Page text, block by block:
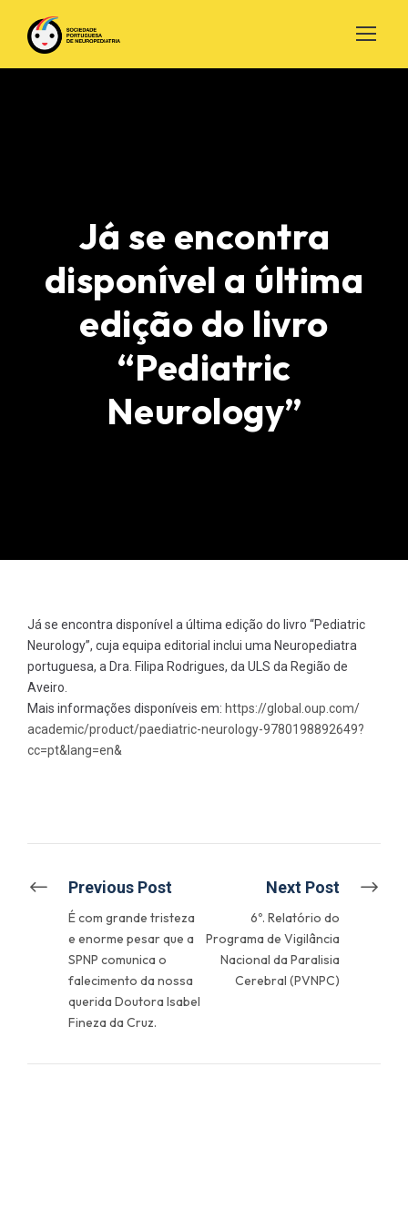
Já se encontra
disponível a última
edição do livro
“Pediatric
Neurology”
Já se encontra disponível a última edição do livro “Pediatric
Neurology”, cuja equipa editorial inclui uma Neuropediatra
portuguesa, a Dra. Filipa Rodrigues, da ULS da Região de
Aveiro.
Mais informações disponíveis em: https://global.oup.com/
academic/product/paediatric-neurology-9780198892649?
cc=pt& lang=en&
Previous Post
É com grande tristeza
e enorme pesar que a
SPNP comunica o
falecimento da nossa
querida Doutora Isabel
Fineza da Cruz.
Next Post
6º. Relatório do
Programa de Vigilância
Nacional da Paralisia
Cerebral (PVNPC)